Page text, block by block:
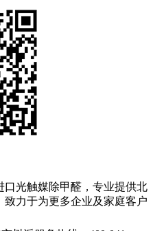
光触媒除甲醛，专业提供北
力于为更多企业及家庭客户